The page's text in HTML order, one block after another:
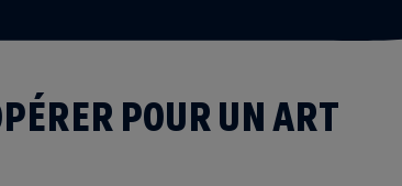
POUR UN ART